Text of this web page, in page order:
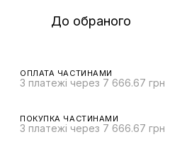
До обраного
ОПЛАТА ЧАСТИНАМИ
3 платежі через 7 666.67 грн
ПОКУПКА ЧАСТИНАМИ
3 платежі через 7 666.67 грн